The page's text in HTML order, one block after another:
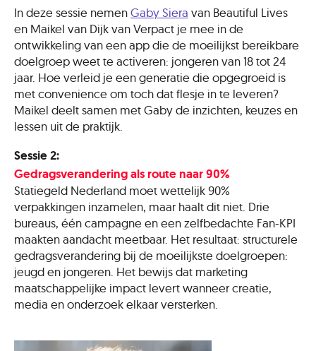
In deze sessie nemenGaby Siera van Beautiful Lives
en Maikel van Dijk van Verpact je mee in de
ontwikkeling van een app die de moeilijkst bereikbare
doelgroep weet te activeren: jongeren van 18 tot 24
jaar. Hoe verleid je een generatie die opgegroeid is
met convenience om toch dat flesje in te leveren?
Maikel deelt samen met Gaby de inzichten, keuzes en
lessen uit de praktijk.
Sessie 2:
Gedragsverandering als route naar 90%
Statiegeld Nederland moet wettelijk 90%
verpakkingen inzamelen, maar haalt dit niet. Drie
bureaus, één campagne en een zelfbedachte Fan-KPI
maakten aandacht meetbaar. Het resultaat: structurele
gedragsverandering bij de moeilijkste doelgroepen:
jeugd en jongeren. Het bewijs dat marketing
maatschappelijke impact levert wanneer creatie,
media en onderzoek elkaar versterken.